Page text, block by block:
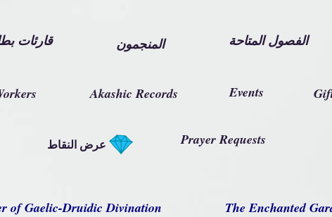
قارئات المنجمون الفصول المتاحة
Akashic Records Events
عرض النقاط Prayer Requests
of Gaelic-Druidic Divination The Enchanted